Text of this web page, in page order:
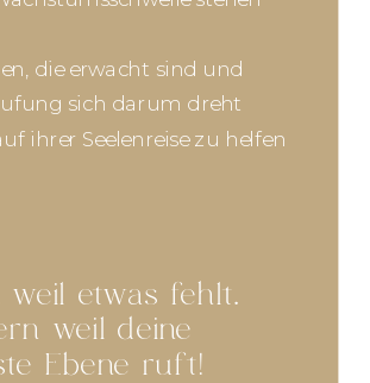
die erwacht sind und
sich darum dreht
ihrer Seelenreise zu helfen
weil etwas fehlt.
weil deine
Ebene ruft!